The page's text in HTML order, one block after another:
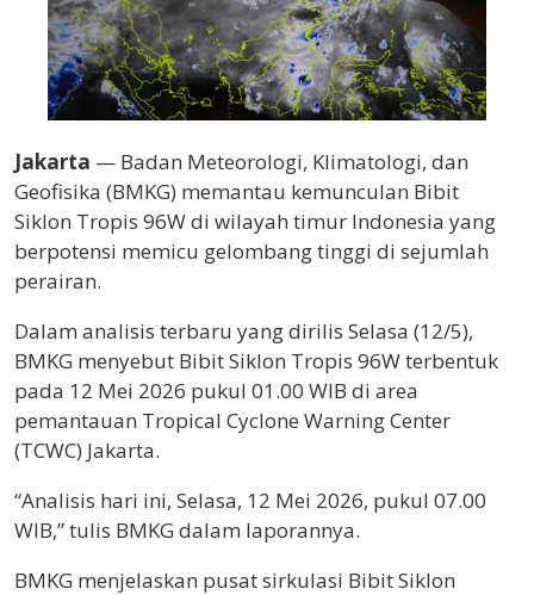
Jakarta — Badan Meteorologi, Klimatologi, dan
Geofisika (BMKG) memantau kemunculan Bibit
Siklon Tropis 96W di wilayah timur Indonesia yang
berpotensi memicu gelombang tinggi di sejumlah
perairan.
Dalam analisis terbaru yang dirilis Selasa (12/5),
BMKG menyebut Bibit Siklon Tropis 96W terbentuk
pada 12 Mei 2026 pukul 01.00 WIB di area
pemantauan Tropical Cyclone Warning Center
(TCWC) Jakarta.
“Analisis hari ini, Selasa, 12 Mei 2026, pukul 07.00
WIB,” tulis BMKG dalam laporannya.
BMKG menjelaskan pusat sirkulasi Bibit Siklon